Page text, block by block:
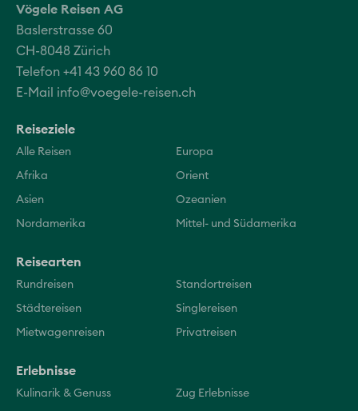
Vögele Reisen AG
Baslerstrasse 60
CH-8048 Zürich
Telefon +41 43 960 86 10
E-Mail info@voegele-reisen.ch
Reiseziele
Alle Reisen Europa
Afrika Orient
Asien Ozeanien
Nordamerika Mittel- und Südamerika
Reisearten
Rundreisen Standortreisen
Städtereisen Singlereisen
Mietwagenreisen Privatreisen
Erlebnisse
Kulinarik & Genuss Zug Erlebnisse